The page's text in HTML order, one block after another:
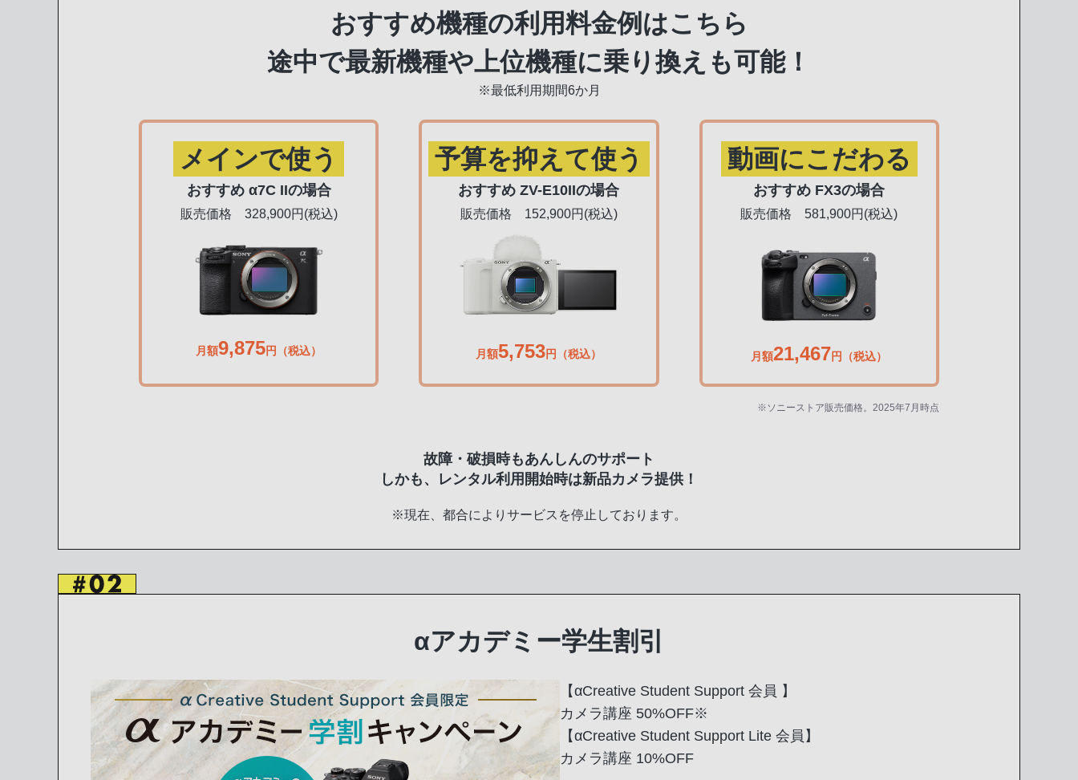
おすすめ機種の利用料金例はこちら
途中で最新機種や上位機種に乗り換えも可能！
※最低利用期間6か月
メインで使う
おすすめ α7C IIの場合
販売価格 328,900円(税込)
月額9,875円（税込）
予算を抑えて使う
おすすめ ZV-E10IIの場合
販売価格 152,900円(税込)
月額5,753円（税込）
動画にこだわる
おすすめ FX3の場合
販売価格 581,900円(税込)
月額21,467円（税込）
※ソニーストア販売価格。2025年7月時点
故障・破損時もあんしんのサポート
しかも、レンタル利用開始時は新品カメラ提供！
※現在、都合によりサービスを停止しております。
αアカデミー学生割引
【αCreative Student Support 会員 】
カメラ講座 50%OFF※
【αCreative Student Support Lite 会員】
カメラ講座 10%OFF